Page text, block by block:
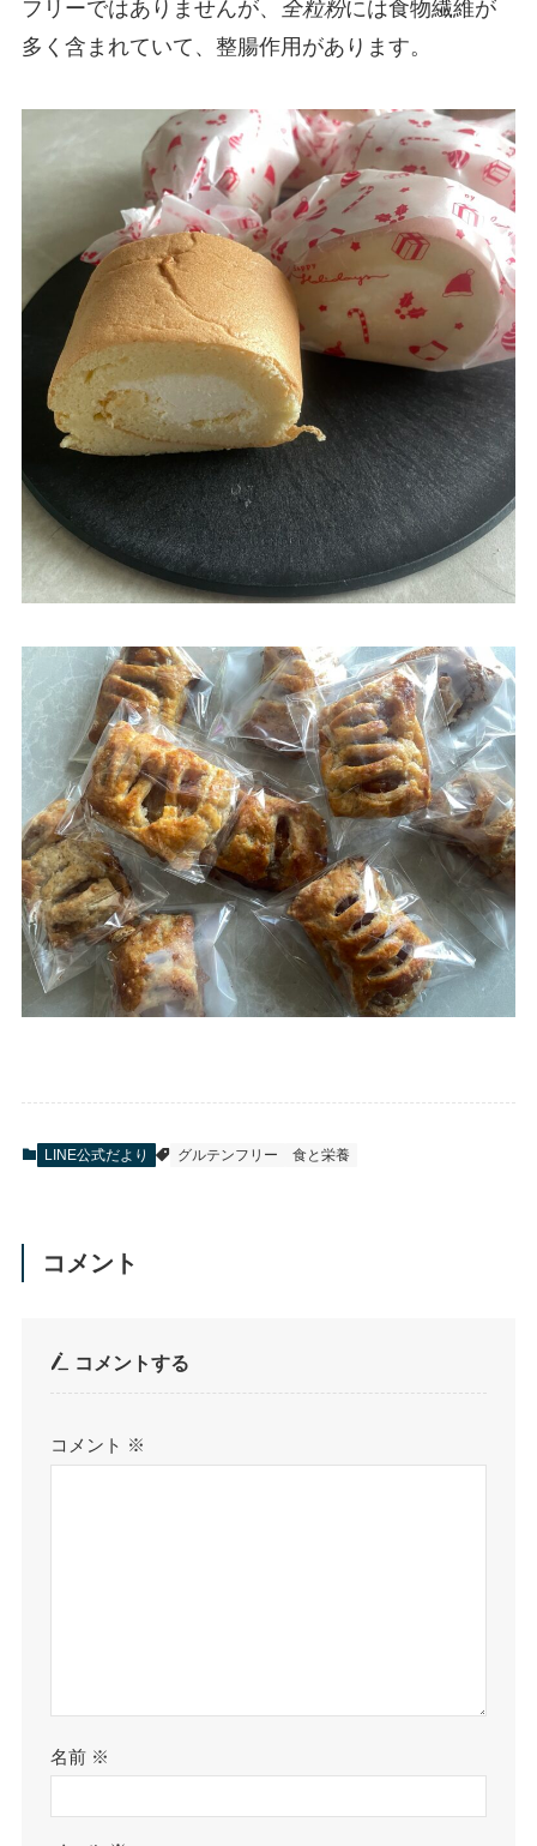
フリーではありませんが、
全粒粉には食物繊維が
多く含まれていて、整腸作用があります。
LINE公式だより グルテンフリー 食と栄養
コメント
コメントする
コメント ※
名前 ※